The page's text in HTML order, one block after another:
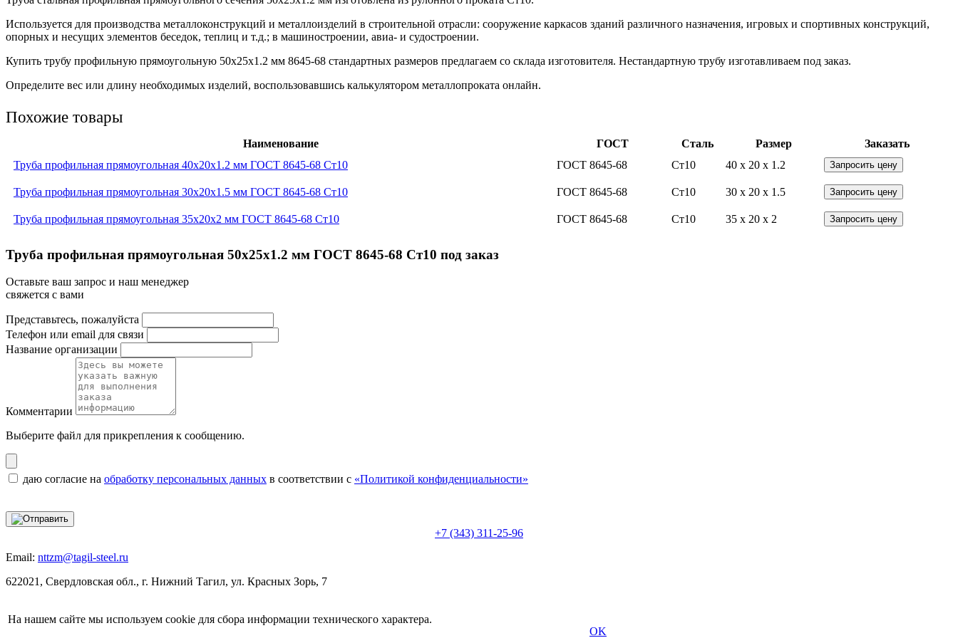
Используется для производства металлоконструкций и металлоизделий в строительной отрасли: сооружение каркасов зданий различного назначения, игровых и спортивных конструкций,
опорных и несущих элементов беседок, теплиц и т.д.; в машиностроении, авиа- и судостроении.
Купить трубу профильную прямоугольную 50х25х1.2 мм 8645-68 стандартных размеров предлагаем со склада изготовителя. Нестандартную трубу изготавливаем под заказ.
Определите вес или длину необходимых изделий, воспользовавшись калькулятором металлопроката онлайн.
Похожие товары
Наименование ГОСТ Сталь Размер
Заказать
Труба профильная прямоугольная 40x20x1.2 мм ГОСТ 8645-68 Ст10
ГОСТ 8645-68 Ст10 40 x 20 x 1.2 Запросить цену
Труба профильная прямоугольная 30x20x1.5 мм ГОСТ 8645-68 Ст10 ГОСТ 8645-68 Ст10 30 x 20 x 1.5 Запросить цену
Труба профильная прямоугольная 35x20x2 мм ГОСТ 8645-68 Ст10 ГОСТ 8645-68 Ст10 35 x 20 x 2 Запросить цену
Труба профильная прямоугольная 50x25x1.2 мм ГОСТ 8645-68 Ст10 под заказ
Оставьте ваш запрос и наш менеджер
свяжется с вами
Представьтесь, пожалуйста
Телефон или email для связи
Название организации
Комментарии
Выберите файл для прикрепления к сообщению.
даю согласие на обработку персональных данных в соответствии с «Политикой конфиденциальности»
+7 (343) 311-25-96
Email: nttzm@tagil-steel.ru
622021, Свердловская обл., г. Нижний Тагил, ул. Красных Зорь, 7
На нашем сайте мы используем cookie для сбора информации технического характера.
OK